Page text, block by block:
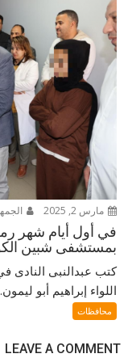
مارس 2, 2025
في أول أيام شهر
بمستشفى شبين
كتب عبدالنبى النادى
اللواء إبراهيم أبو
محافظات
LEAVE A COMMENT